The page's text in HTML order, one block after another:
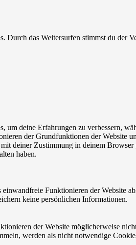
Durch das Weitersurfen stimmst du der
um deine Erfahrungen zu verbessern,
der Grundfunktionen der Website
deiner Zustimmung in deinem
haben.
Funktionieren der Website
keine persönlichen Informationen.
der Website möglicherweise
werden als nicht notwendige